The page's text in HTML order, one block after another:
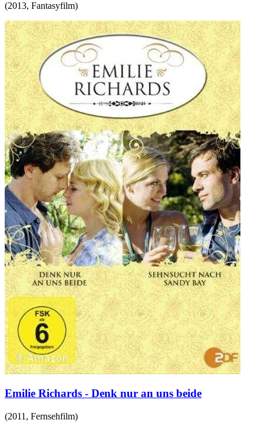
(2013, Fantasyfilm)
Emilie Richards - Denk nur an uns beide
(2011 , Fernsehfilm)